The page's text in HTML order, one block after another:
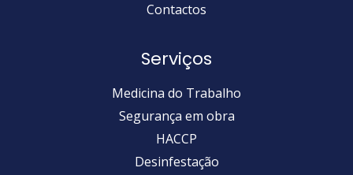
Contactos
Serviços
Medicina do Trabalho
Segurança em obra
HACCP
Desinfestação